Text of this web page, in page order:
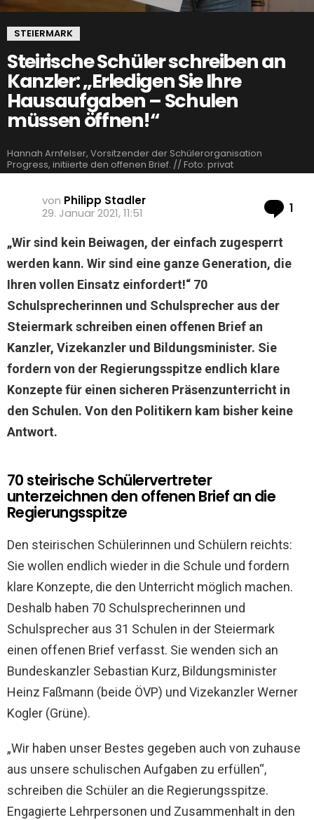
STEIERMARK
Steirische Schüler schreiben an
Kanzler: „Erledigen Sie Ihre
Hausaufgaben – Schulen
müssen öffnen!“
Hannah Arnfelser, Vorsitzender der Schülerorganisation
Progress, initiierte den offenen Brief. // Foto: privat
von Philipp Stadler
29. Januar 2021, 11:51
1
„Wir sind kein Beiwagen, der einfach zugesperrt
werden kann. Wir sind eine ganze Generation, die
Ihren vollen Einsatz einfordert!“ 70
Schulsprecherinnen und Schulsprecher aus der
Steiermark schreiben einen offenen Brief an
Kanzler, Vizekanzler und Bildungsminister. Sie
fordern von der Regierungsspitze endlich klare
Konzepte für einen sicheren Präsenzunterricht in
den Schulen. Von den Politikern kam bisher keine
Antwort.
70 steirische Schülervertreter
unterzeichnen den offenen Brief an die
Regierungsspitze
Den steirischen Schülerinnen und Schülern reichts:
Sie wollen endlich wieder in die Schule und fordern
klare Konzepte, die den Unterricht möglich machen.
Deshalb haben 70 Schulsprecherinnen und
Schulsprecher aus 31 Schulen in der Steiermark
einen offenen Brief verfasst. Sie wenden sich an
Bundeskanzler Sebastian Kurz, Bildungsminister
Heinz Faßmann (beide ÖVP) und Vizekanzler Werner
Kogler (Grüne).
„Wir haben unser Bestes gegeben auch von zuhause
aus unsere schulischen Aufgaben zu erfüllen“,
schreiben die Schüler an die Regierungsspitze.
Engagierte Lehrpersonen und Zusammenhalt in den